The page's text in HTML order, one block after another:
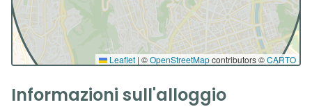
Leaflet | ©OpenStreetMapcontributors ©CARTO
Informazioni sull'alloggio